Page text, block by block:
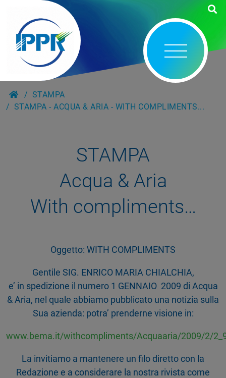
STAMPA
STAMPA - ACQUA & ARIA - WITH COMPLIMENTS...
STAMPA
Acqua & Aria
With compliments…
Oggetto: WITH COMPLIMENTS
Gentile SIG. ENRICO MARIA CHIALCHIA,
e’ in spedizione il numero 1 GENNAIO 2009 di Acqua
& Aria, nel quale abbiamo pubblicato una notizia sulla
Sua azienda: potra’ prenderne visione in:
www.bema.it/withcompliments/Acquaaria/2009/2/
La invitiamo a mantenere un filo diretto con la
Redazione e a considerare la nostra rivista come